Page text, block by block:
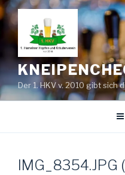
Zum
Inhalt
springen
Der 1. HKV v. 2010 gibt sich
IMG_8354.JPG